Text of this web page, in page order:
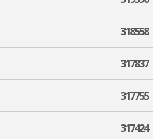
318558
317837
317755
317424